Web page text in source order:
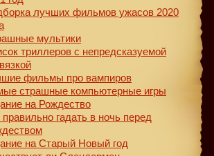
лучших фильмов ужасов 2020
мультики
триллеров с непредсказуемой
фильмы про вампиров
страшные компьютерные игры
на Рождество
правильно гадать в ночь перед
на Старый Новый год